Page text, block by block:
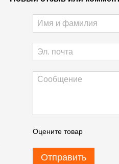
Оцените товар
Отправить